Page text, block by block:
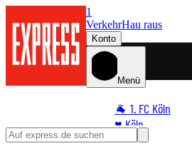
1
VerkehrHau raus
Konto
Menü
🐐 1. FC Köln
♥️ Köln
⭐ Promi